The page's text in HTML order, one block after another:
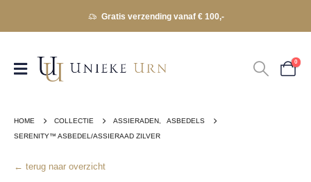
Gratis verzending vanaf € 100,-
0
HOME COLLECTIE ASSIERADEN
ASBEDELS
SERENITY™ ASBEDEL/ASSIERAAD ZILVER
← terug naar overzicht